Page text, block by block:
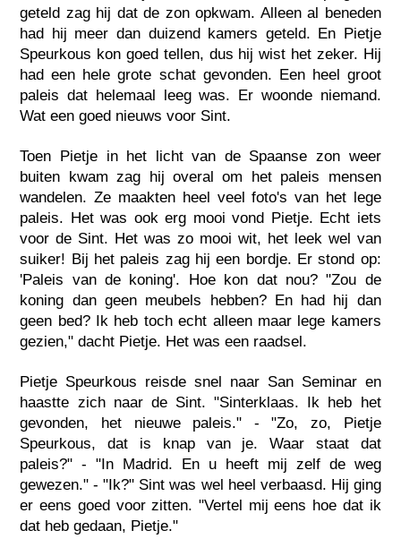
geteld zag hij dat de zon opkwam. Alleen al beneden
had hij meer dan duizend kamers geteld. En Pietje
Speurkous kon goed tellen, dus hij wist het zeker. Hij
had een hele grote schat gevonden. Een heel groot
paleis dat helemaal leeg was. Er woonde niemand.
Wat een goed nieuws voor Sint.
Toen Pietje in het licht van de Spaanse zon weer
buiten kwam zag hij overal om het paleis mensen
wandelen. Ze maakten heel veel foto's van het lege
paleis. Het was ook erg mooi vond Pietje. Echt iets
voor de Sint. Het was zo mooi wit, het leek wel van
suiker! Bij het paleis zag hij een bordje. Er stond op:
'Paleis van de koning'. Hoe kon dat nou? "Zou de
koning dan geen meubels hebben? En had hij dan
geen bed? Ik heb toch echt alleen maar lege kamers
gezien," dacht Pietje. Het was een raadsel.
Pietje Speurkous reisde snel naar San Seminar en
haastte zich naar de Sint. "Sinterklaas. Ik heb het
gevonden, het nieuwe paleis." - "Zo, zo, Pietje
Speurkous, dat is knap van je. Waar staat dat
paleis?" - "In Madrid. En u heeft mij zelf de weg
gewezen." - "Ik?" Sint was wel heel verbaasd. Hij ging
er eens goed voor zitten. "Vertel mij eens hoe dat ik
dat heb gedaan, Pietje."